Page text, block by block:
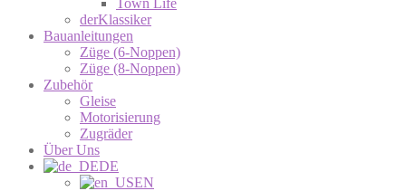
Town Life
derKlassiker
Bauanleitungen
Züge (6-Noppen)
Züge (8-Noppen)
Zubehör
Gleise
Motorisierung
Zugräder
Über Uns
DE
EN